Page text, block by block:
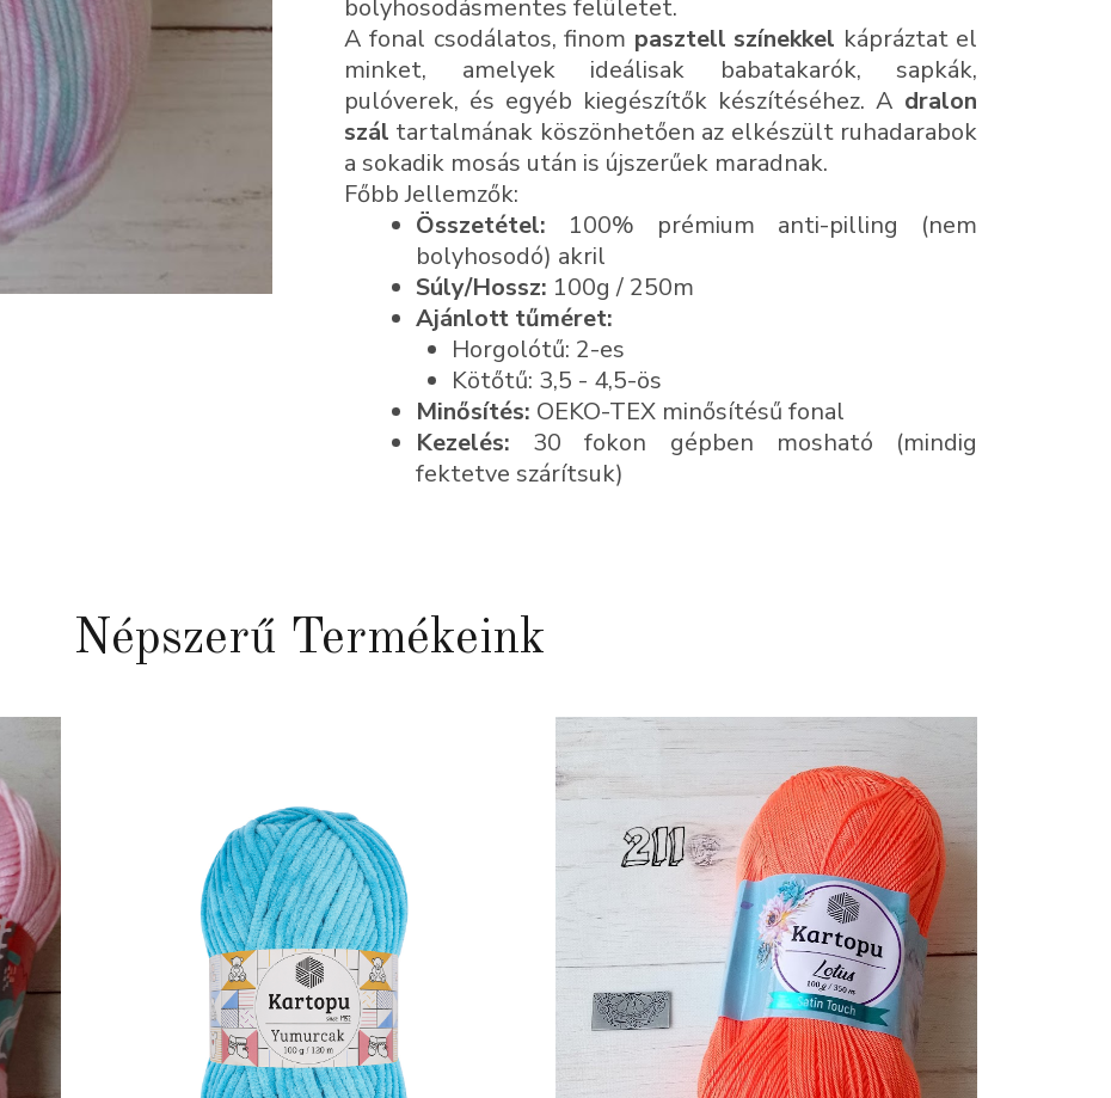
bolyhosodásmentes felületet.
A fonal csodálatos, finom pasztell színekkel kápráztat el
minket, amelyek ideálisak babatakarók, sapkák,
pulóverek, és egyéb kiegészítők készítéséhez. A dralon
szál tartalmának köszönhetően az elkészült ruhadarabok
a sokadik mosás után is újszerűek maradnak.
Főbb Jellemzők:
Összetétel: 100% prémium anti-pilling (nem
bolyhosodó) akril
Súly/Hossz: 100g / 250m
Ajánlott tűméret:
Horgolótű: 2-es
Kötőtű: 3,5 - 4,5-ös
Minősítés: OEKO-TEX minősítésű fonal
Kezelés: 30 fokon gépben mosható (mindig
fektetve szárítsuk)
Népszerű Termékeink